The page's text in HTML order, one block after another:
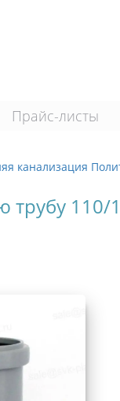
Прайс-листы
канализация
110/